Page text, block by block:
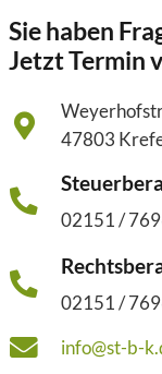
Sie haben
Jetzt Termin
47803
02151 /
02151 /
info@st-b-